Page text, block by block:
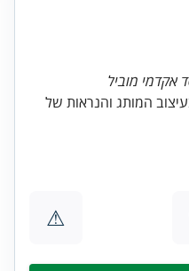
מוביל
המותג והנראות של
⚠